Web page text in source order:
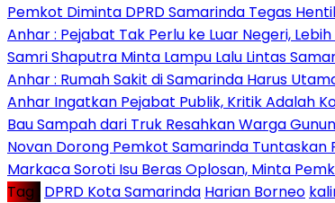
Pemkot Diminta DPRD Samarinda Tegas
Anhar : Pejabat Tak Perlu ke Luar Negeri,
Samri Shaputra Minta Lampu Lalu Lintas
Anhar : Rumah Sakit di Samarinda Harus
Anhar Ingatkan Pejabat Publik, Kritik Adalah
Bau Sampah dari Truk Resahkan Warga
Novan Dorong Pemkot Samarinda Tuntaskan
Markaca Soroti Isu Beras Oplosan, Minta
Tag : DPRD Kota Samarinda Harian Borneo